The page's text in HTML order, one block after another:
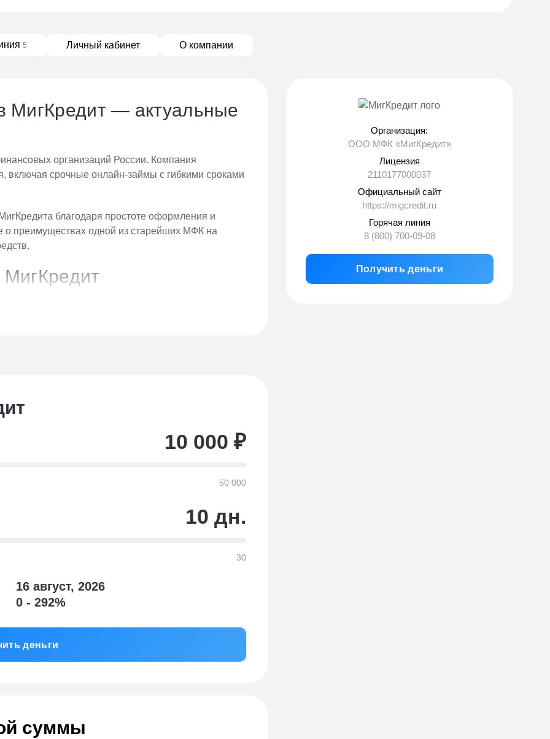
5 Личный кабинет О компании
МигКредит — актуальные
организаций России. Компания
включая срочные онлайн-займы с гибкими сроками
благодаря простоте оформления и
преимуществах одной из старейших МФК на
решения, МигКредит разработал
программа в партнерстве с МКК «Папа
онлайн-займы, которые мы рассмотрим
10 000 ₽
50 000
10 дн.
30
16 август, 2026
0 - 292%
деньги
суммы
Организация:
ООО МФК «МигКредит»
Лицензия
2110177000037
Официальный сайт
https://migcredit.ru
Горячая линия
8 (800) 700-09-08
Получить деньги